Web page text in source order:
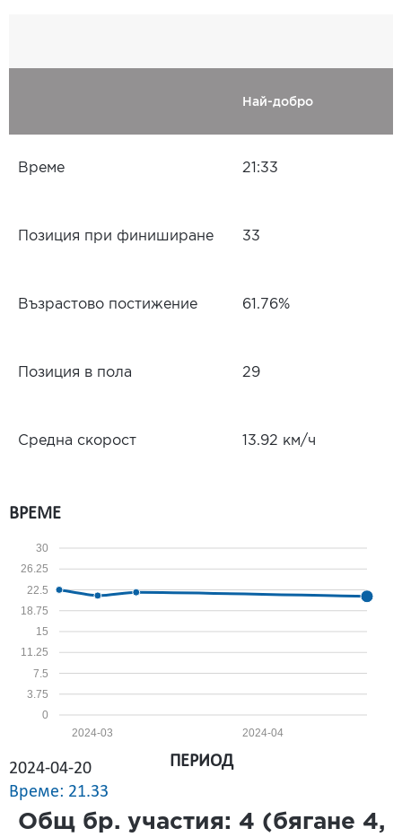
Най-добро
Време 21:33
Позиция при финиширане 33
Възрастово постижение 61.76%
Позиция в пола 29
Средна скорост 13.92 км/ч
ВРЕМЕ
0
3.75
7.5
11.25
15
18.75
22.5
26.25
30
2024-04
2024-03
2024-04-20
Време: 21.33
ПЕРИОД
Общ бр. участия: 4 (бягане 4,